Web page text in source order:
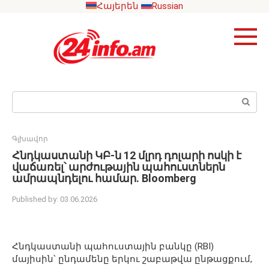
Հայերեն Russian
Search:
Գլխավոր
Հնդկաստանի ԿԲ-ն 12 մլրդ դոլարի ոսկի է
վաճառել՝ արժութային պահուստներն
ամրապնդելու համար․ Bloomberg
Published by: 03.06.2026
Հնդկաստանի պահուստային բանկը (RBI)
մայիսին՝ ընդամենը երկու շաբաթվա ընթացքում,